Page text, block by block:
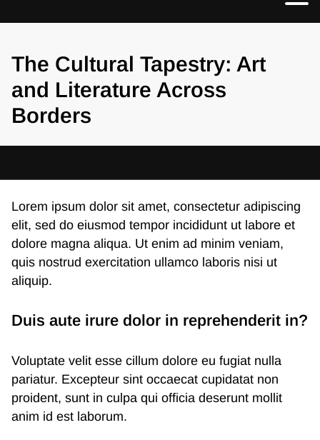
The Cultural Tapestry: Art
and Literature Across
Borders
Lorem ipsum dolor sit amet, consectetur adipiscing
elit, sed do eiusmod tempor incididunt ut labore et
dolore magna aliqua. Ut enim ad minim veniam,
quis nostrud exercitation ullamco laboris nisi ut
aliquip.
Duis aute irure dolor in reprehenderit in?
Voluptate velit esse cillum dolore eu fugiat nulla
pariatur. Excepteur sint occaecat cupidatat non
proident, sunt in culpa qui officia deserunt mollit
anim id est laborum.